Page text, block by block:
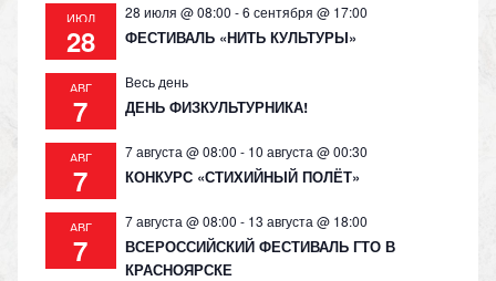
ИЮЛ
28
28 июля @ 08:00 -6 сентября @ 17:00
ФЕСТИВАЛЬ «НИТЬ КУЛЬТУРЫ»
АВГ
7
Весь день
ДЕНЬ ФИЗКУЛЬТУРНИКА!
АВГ
7
7 августа @ 08:00 - 10 августа @ 00:30
КОНКУРС «СТИХИЙНЫЙ ПОЛЁТ»
АВГ
7
7 августа @ 08:00 - 13 августа @ 18:00
ВСЕРОССИЙСКИЙ ФЕСТИВАЛЬ ГТО В
КРАСНОЯРСКЕ